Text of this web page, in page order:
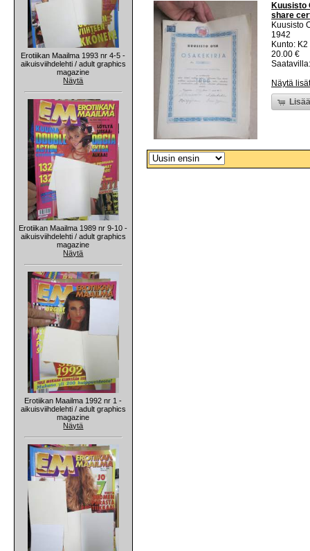
Erotiikan Maailma 1993 nr 4-5 -
aikuisviihdelehti / adult graphics
magazine
Näytä
Erotiikan Maailma 1989 nr 9-10 -
aikuisviihdelehti / adult graphics
magazine
Näytä
Erotiikan Maailma 1992 nr 1 -
aikuisviihdelehti / adult graphics
magazine
Näytä
Kuusisto
share
Kuusisto
1942
Kunto:
20.00 €
Näytä